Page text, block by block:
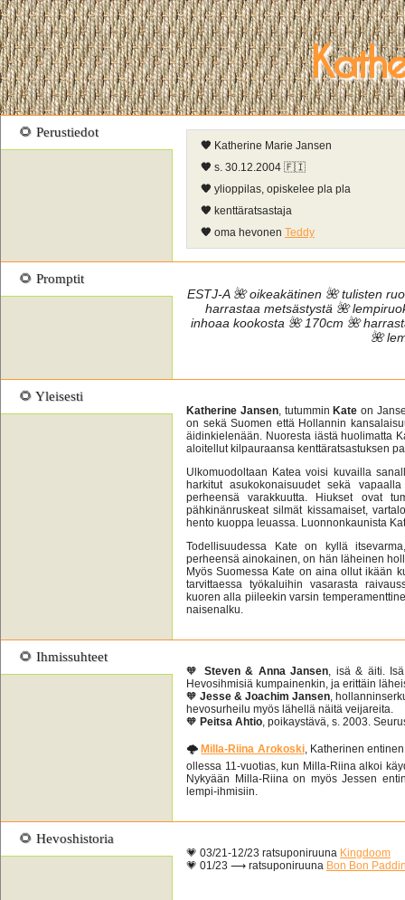
🌻 Perustiedot
🧡 Katherine Marie Jansen
🧡 s. 30.12.2004 🇫🇮
🧡 ylioppilas, opiskelee pla pla
🧡 kenttäratsastaja
🧡 oma hevonen Teddy
🌻 Promptit
ESTJ-A 🌺 oikeakätinen 🌺 tulisten
harrastaa metsästystä 🌺
inhoaa kookosta 🌺 170cm 🌺
🌺
🌻 Yleisesti
Katherine Jansen, tutummin Kate on
on sekä Suomen että Hollannin
äidinkielenään. Nuoresta iästä huolimatta
aloitellut kilpauraansa kenttäratsastuksen
Ulkomuodoltaan Katea voisi kuvailla
harkitut asukokonaisuudet sekä
perheensä varakkuutta. Hiukset ovat
pähkinänruskeat silmät kissamaiset,
hento kuoppa leuassa. Luonnonkaunista
Todellisuudessa Kate on kyllä
perheensä ainokainen, on hän läheinen
Myös Suomessa Kate on aina ollut ikään
tarvittaessa työkaluihin vasarasta
kuoren alla piileekin varsin
naisenalku.
🌻 Ihmissuhteet
🧡 Steven & Anna Jansen, isä & äiti.
Hevosihmisiä kumpainenkin, ja erittäin
🧡Jesse & Joachim Jansen,
hevosurheilu myös lähellä näitä veijareita.
🧡 Peitsa Ahtio, poikaystävä, s. 2003.
🌩️ Milla-Riina Arokoski, Katherinen
ollessa 11-vuotias, kun Milla-Riina alkoi
Nykyään Milla-Riina on myös Jessen
lempi-ihmisiin.
🌻 Hevoshistoria
💗 03/21-12/23 ratsuponiruuna Kingdoom
💗 01/23 ⟶ ratsuponiruuna Bon Bon